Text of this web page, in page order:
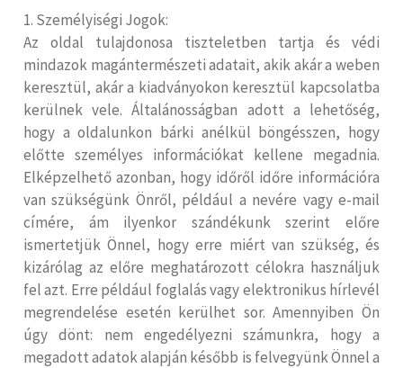
1. Személyiségi Jogok:
Az oldal tulajdonosa tiszteletben tartja és védi
mindazok magántermészeti adatait, akik akár a weben
keresztül, akár a kiadványokon keresztül kapcsolatba
kerülnek vele. Általánosságban adott a lehetőség,
hogy a oldalunkon bárki anélkül böngésszen, hogy
előtte személyes információkat kellene megadnia.
Elképzelhető azonban, hogy időről időre információra
van szükségünk Önről, például a nevére vagy e-mail
címére, ám ilyenkor szándékunk szerint előre
ismertetjük Önnel, hogy erre miért van szükség, és
kizárólag az előre meghatározott célokra használjuk
fel azt. Erre például foglalás vagy elektronikus hírlevél
megrendelése esetén kerülhet sor. Amennyiben Ön
úgy dönt: nem engedélyezni számunkra, hogy a
megadott adatok alapján később is felvegyünk Önnel a